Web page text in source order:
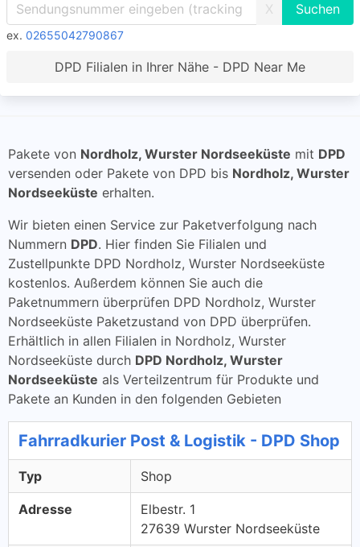
X
ex. 02655042790867
DPD Filialen in Ihrer Nähe - DPD Near Me
Pakete von Nordholz, Wurster Nordseeküste mit DPD
versenden oder Pakete von DPD bis Nordholz, Wurster
Nordseeküste erhalten.
Wir bieten einen Service zur Paketverfolgung nach
Nummern DPD. Hier finden Sie Filialen und
Zustellpunkte DPD Nordholz, Wurster Nordseeküste
kostenlos. Außerdem können Sie auch die
Paketnummern überprüfen DPD Nordholz, Wurster
Nordseeküste Paketzustand von DPD überprüfen.
Erhältlich in allen Filialen in Nordholz, Wurster
Nordseeküste durch DPD Nordholz, Wurster
Nordseeküste als Verteilzentrum für Produkte und
Pakete an Kunden in den folgenden Gebieten
Fahrradkurier Post & Logistik - DPD Shop
Typ Shop
Adresse
Elbestr. 1
27639 Wurster Nordseeküste